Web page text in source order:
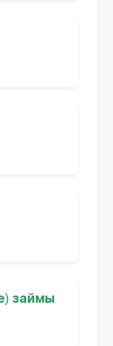
займы